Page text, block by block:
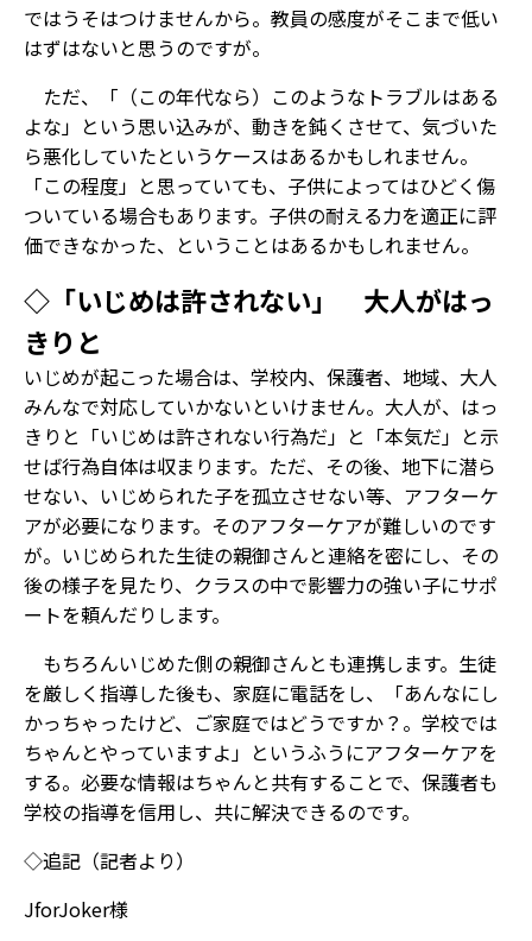
ではうそはつけませんから。教員の感度がそこまで低い
はずはないと思うのですが。
ただ、「（この年代なら）このようなトラブルはある
よな」という思い込みが、動きを鈍くさせて、気づいた
ら悪化していたというケースはあるかもしれません。
「この程度」と思っていても、子供によってはひどく傷
ついている場合もあります。子供の耐える力を適正に評
価できなかった、ということはあるかもしれません。
◇「いじめは許されない」 大人がはっ
きりと
いじめが起こった場合は、学校内、保護者、地域、大人
みんなで対応していかないといけません。大人が、はっ
きりと「いじめは許されない行為だ」と「本気だ」と示
せば行為自体は収まります。ただ、その後、地下に潜ら
せない、いじめられた子を孤立させない等、アフターケ
アが必要になります。そのアフターケアが難しいのです
が。いじめられた生徒の親御さんと連絡を密にし、その
後の様子を見たり、クラスの中で影響力の強い子にサポ
ートを頼んだりします。
もちろんいじめた側の親御さんとも連携します。生徒
を厳しく指導した後も、家庭に電話をし、「あんなにし
かっちゃったけど、ご家庭ではどうですか？。学校では
ちゃんとやっていますよ」というふうにアフターケアを
する。必要な情報はちゃんと共有することで、保護者も
学校の指導を信用し、共に解決できるのです。
◇追記（記者より）
JforJoker様